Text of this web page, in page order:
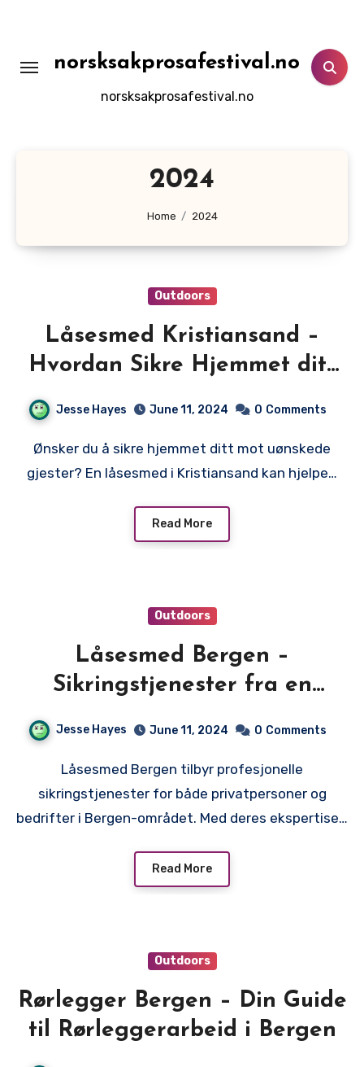
norsksakprosafestival.no
norsksakprosafestival.no
2024
Home 2024
Outdoors
Låsesmed Kristiansand –
Hvordan Sikre Hjemmet ditt
Jesse Hayes June 11, 2024 0 Comments
Ønsker du å sikre hjemmet ditt mot uønskede
gjester? En låsesmed i Kristiansand kan hjelpe…
Read More
Outdoors
Låsesmed Bergen –
Sikringstjenester fra en
Jesse Hayes June 11, 2024 0 Comments
Låsesmed Bergen tilbyr profesjonelle
sikringstjenester for både privatpersoner og
bedrifter i Bergen-området. Med deres ekspertise…
Read More
Outdoors
Rørlegger Bergen – Din Guide
til Rørleggerarbeid i Bergen